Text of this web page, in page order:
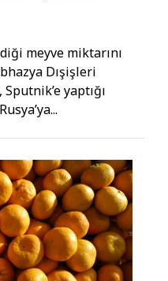
meyve miktarını
Dışişleri
yaptığı